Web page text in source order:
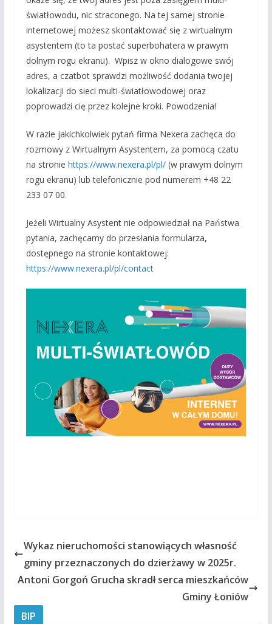
światłowodu, nic straconego. Na tej samej stronie
internetowej możesz skontaktować się z wirtualnym
asystentem (to ta postać superbohatera w prawym
dolnym rogu ekranu). Wpisz w okno dialogowe swój
adres, a czatbot sprawdzi możliwość dodania twojej
lokalizacji do sieci multi-światłowodowej oraz
poprowadzi cię przez kolejne kroki. Powodzenia!
W razie jakichkolwiek pytań firma Nexera zachęca do
rozmowy z Wirtualnym Asystentem, za pomocą czatu
na stronie https://www.nexera.pl/pl/(w prawym dolnym
rogu ekranu) lub telefonicznie pod numerem +48 22
233 07 00.
Jeżeli Wirtualny Asystent nie odpowiedział na Państwa
pytania, zachęcamy do przesłania formularza,
dostępnego na stronie kontaktowej:
https://www.nexera.pl/pl/contact
Wykaz nieruchomości stanowiących własność
gminy przeznaczonych do dzierżawy w 2025r.
Antoni Gorgoń Grucha skradł serca mieszkańców
Gminy Łoniów
BIP